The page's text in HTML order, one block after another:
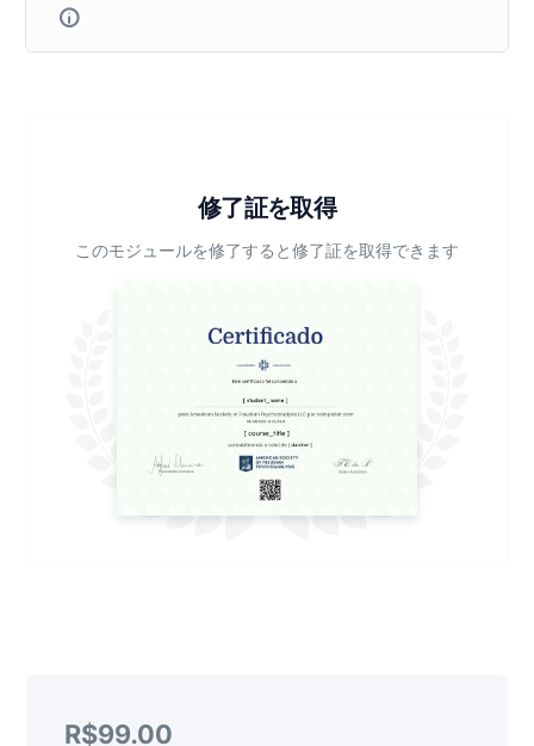
修了証を取得
このモジュールを修了すると修了証を取得できます
R$99.00